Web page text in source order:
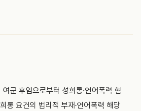
군 후임으로부터 성희롱·언어폭력 혐
롱 요건의 법리적 부재·언어폭력 해당